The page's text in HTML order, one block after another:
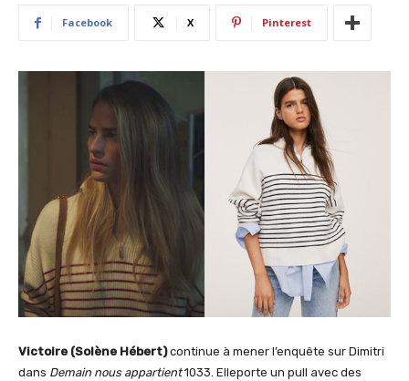
Facebook X Pinterest
Victoire (Solène Hébert)continue à mener l’enquête sur Dimitri
dans Demain nous appartient1033. Elleporte un pull avec des